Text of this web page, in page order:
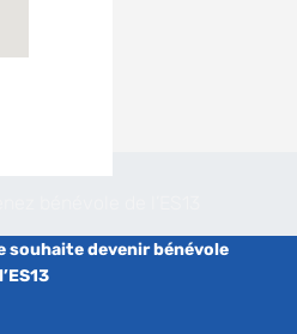
souhaite devenir bénévole